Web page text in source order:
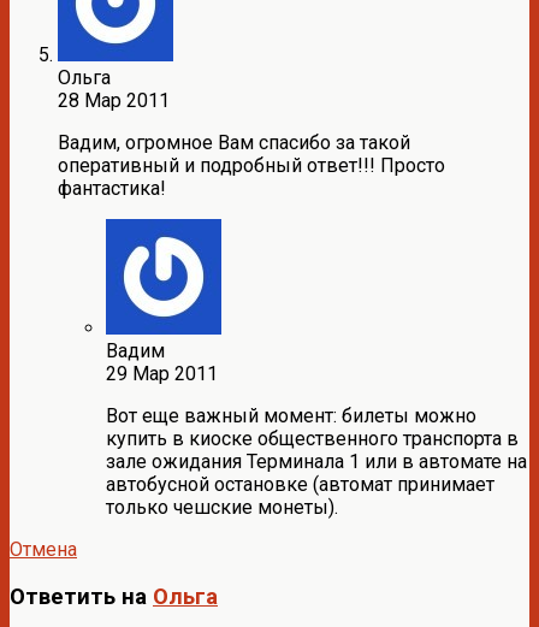
Ольга
28 Мар 2011
Вадим, огромное Вам спасибо за такой
оперативный и подробный ответ!!! Просто
фантастика!
Вадим
29 Мар 2011
Вот еще важный момент: билеты можно
купить в киоске общественного транспорта в
зале ожидания Терминала 1 или в автомате на
автобусной остановке (автомат принимает
только чешские монеты).
Отмена
Ответить на Ольга